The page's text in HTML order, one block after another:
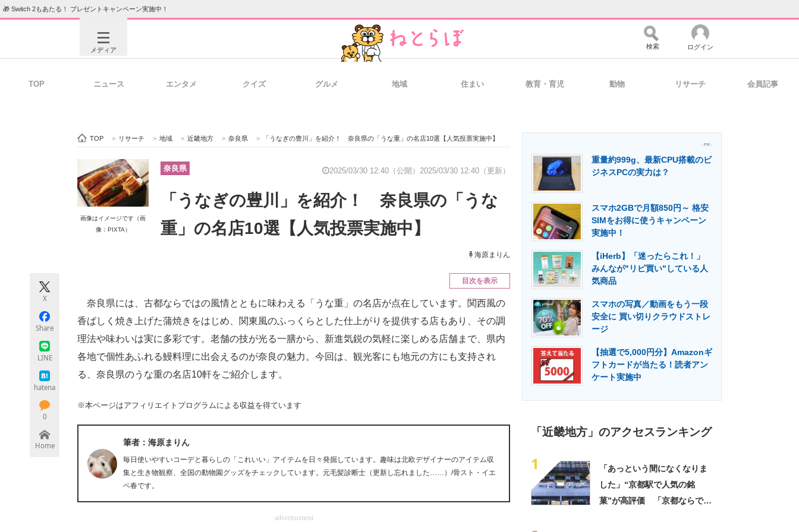
🎁 Switch 2もあたる！ プレゼントキャンペーン実施中！
メディア
ビジネスと働き方のヒント 経営リーダーのコミュニティ マーケ×ITの今がよく分かる
ITエンジニア向け専門サイト 企業向けIT製品の総合サイト IT製品の技術・比較・事例 製造業のIT導入・活用を支援
エネルギーの専門メディア 建設×テクノロジーの最前線
検索 ログイン
TOP ニュース エンタメ クイズ グルメ 地域 住まい 教育・育児 動物 リサーチ 会員記事
TOP > リサーチ > 地域 > 近畿地方 > 奈良県 > 「うなぎの豊川」を紹介！ 奈良県の「うな重」の名店10選【人気投票実施中】
画像はイメージです（画
像：PIXTA）
奈良県 2025/03/30 12:40（公開） 2025/03/30 12:40（更新）
「うなぎの豊川」を紹介！ 奈良県の「うな
重」の名店10選【人気投票実施中】
海原まりん
X
Share
LINE
hatena
0
Home
目次を表示
奈良県には、古都ならではの風情とともに味わえる「うな重」の名店が点在しています。関西風の
香ばしく焼き上げた蒲焼きをはじめ、関東風のふっくらとした仕上がりを提供する店もあり、その調
理法や味わいは実に多彩です。老舗の技が光る一膳から、新進気鋭の気軽に楽しめる店舗まで、県内
各地で個性あふれる鰻料理に出会えるのが奈良の魅力。今回は、観光客にも地元の方にも支持され
る、奈良県のうな重の名店10軒をご紹介します。
※本ページはアフィリエイトプログラムによる収益を得ています
筆者：海原まりん
毎日使いやすいコーデと暮らしの「これいい」アイテムを日々発掘しています。趣味は北欧デザイナーのアイテム収
集と生き物観察、全国の動物園グッズをチェックしています。元毛髪診断士（更新し忘れました……）/骨スト・イエ
ベ春です。
advertisement
- PR -
重量約999g、最新CPU搭載のビ
ジネスPCの実力は？
スマホ2GBで月額850円～ 格安
SIMをお得に使うキャンペーン
実施中！
【iHerb】「迷ったらこれ！」
みんなが"リピ買い"している人
気商品
スマホの写真／動画をもう一段
安全に 買い切りクラウドストレ
ージ
【抽選で5,000円分】Amazonギ
フトカードが当たる！読者アン
ケート実施中
「近畿地方」のアクセスランキング
1
「あっという間になくなりま
した」“京都駅で人気の銘
菓”が高評価 「京都ならでは